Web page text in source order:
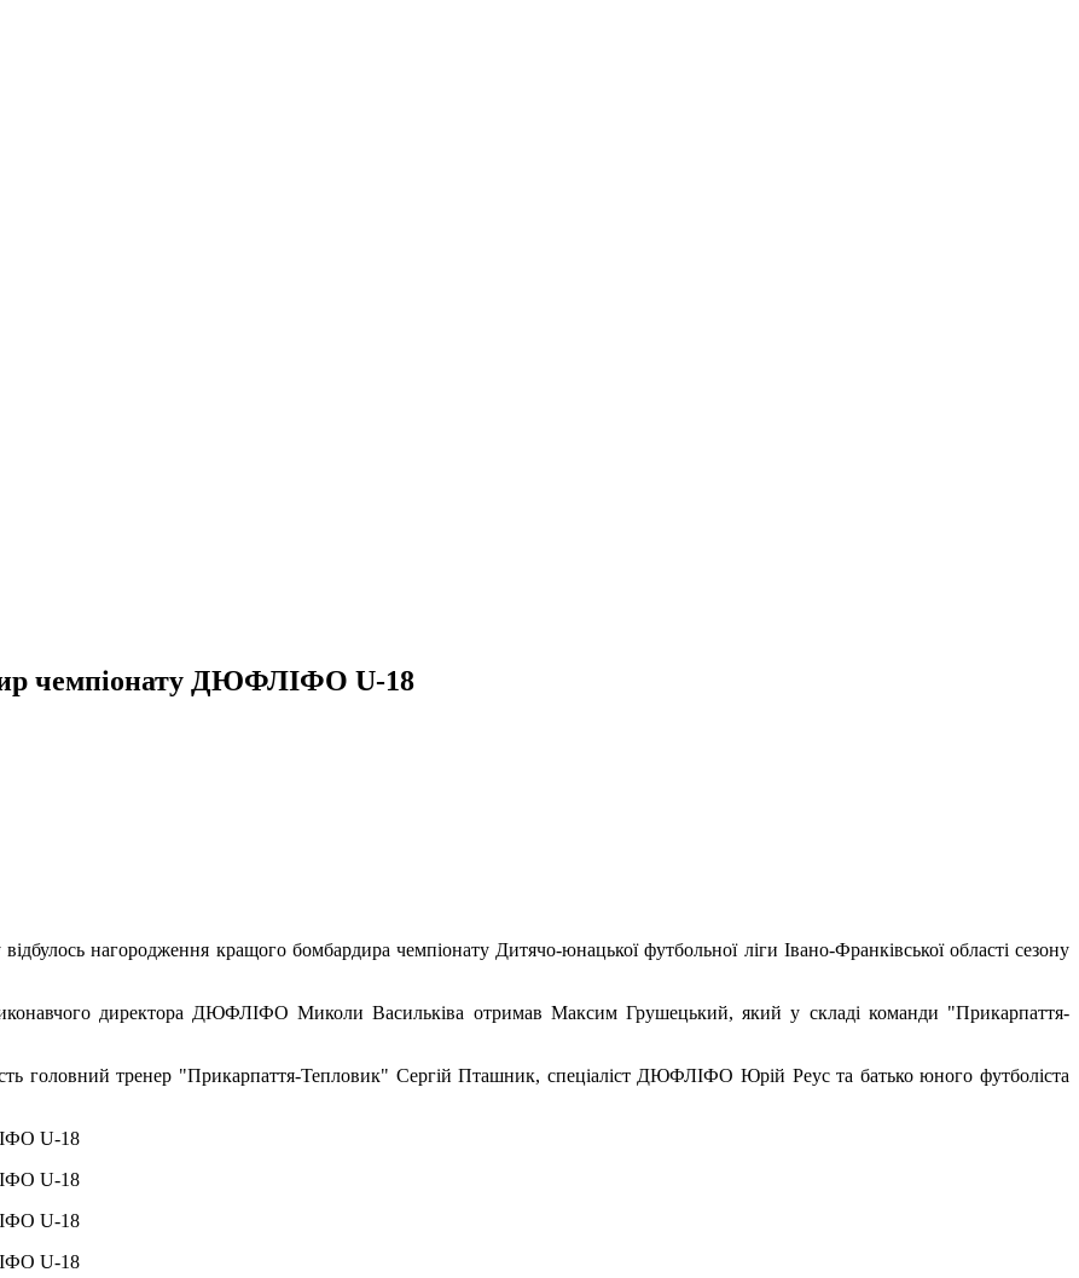
чемпіонату ДЮФЛІФО U-18
нагородження кращого бомбардира чемпіонату Дитячо-юнацької футбольної ліги Івано-Франківської області сезону
директора ДЮФЛІФО Миколи Васильківа отримав Максим Грушецький, який у складі команди "Прикарпаття-
головний тренер "Прикарпаття-Тепловик" Сергій Пташник, спеціаліст ДЮФЛІФО Юрій Реус та батько юного футболіста